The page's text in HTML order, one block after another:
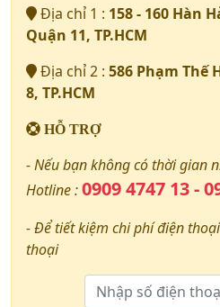
Địa chỉ 1 : 158 - 160 Hàn
Quận 11, TP.HCM
Địa chỉ 2 : 586 Phạm Thế
8, TP.HCM
HỖ TRỢ
- Nếu bạn không có thời gian
Hotline :0909 4747 13 -
- Để tiết kiệm chi phí điện
thoại